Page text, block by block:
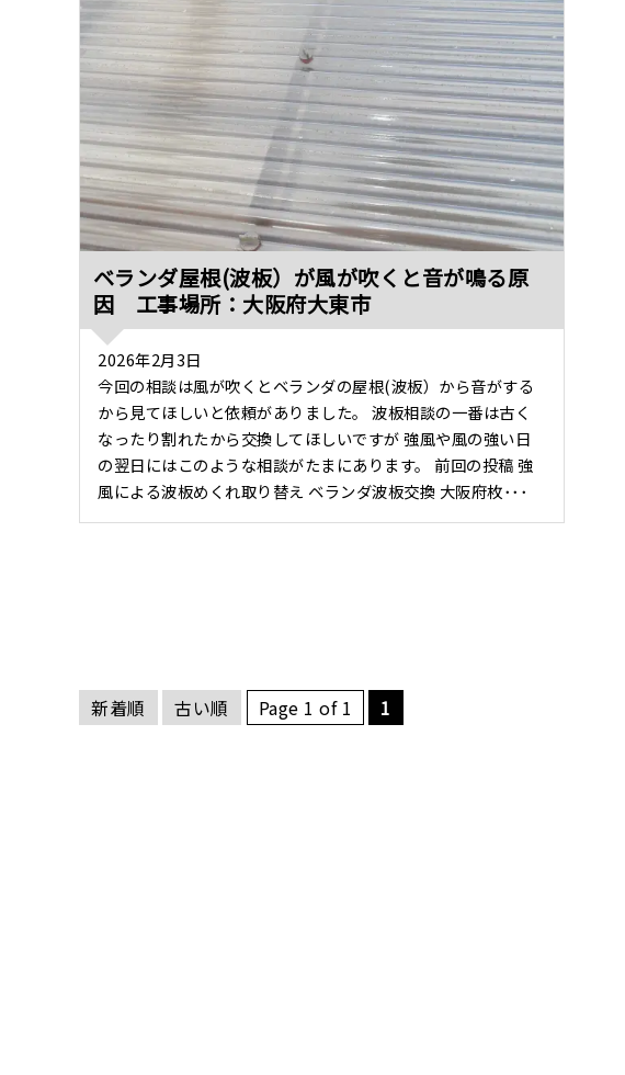
ベランダ屋根(波板）が風が吹くと音が鳴る原
因 工事場所：大阪府大東市
2026年2月3日
今回の相談は風が吹くとベランダの屋根(波板）から音がする
から見てほしいと依頼がありました。 波板相談の一番は古く
なったり割れたから交換してほしいですが 強風や風の強い日
の翌日にはこのような相談がたまにあります。 前回の投稿 強
風による波板めくれ取り替え ベランダ波板交換 大阪府枚･･･
新着順 古い順 Page 1 of 1 1